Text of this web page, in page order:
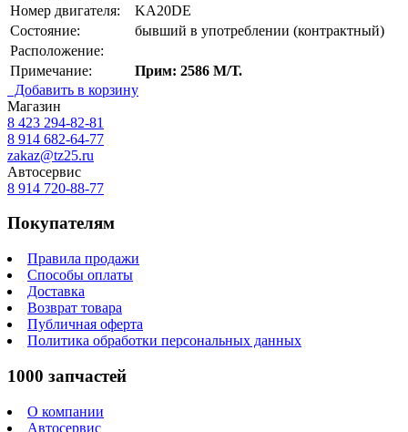
Номер двигателя:
KA20DE
Состояние:
бывший в употреблении (контрактный)
Расположение:
Примечание:
Прим: 2586 М/Т.
Добавить в корзину
Магазин
8 423 294-82-81
8 914 682-64-77
zakaz@tz25.ru
Автосервис
8 914 720-88-77
Покупателям
Правила продажи
Способы оплаты
Доставка
Возврат товара
Публичная оферта
Политика обработки персональных данных
1000 запчастей
О компании
Автосервис